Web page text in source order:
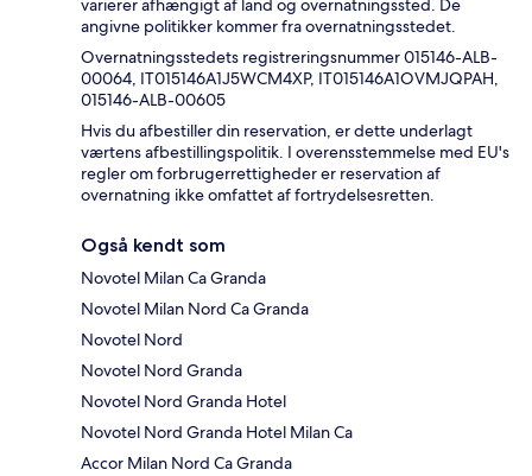
varierer afhængigt af land og overnatningssted. De
angivne politikker kommer fra overnatningsstedet.
Overnatningsstedets registreringsnummer 015146-ALB-
00064, IT015146A1J5WCM4XP, IT015146A1OVMJQPAH,
015146-ALB-00605
Hvis du afbestiller din reservation, er dette underlagt
værtens afbestillingspolitik. I overensstemmelse med EU's
regler om forbrugerrettigheder er reservation af
overnatning ikke omfattet af fortrydelsesretten.
Også kendt som
Novotel Milan Ca Granda
Novotel Milan Nord Ca Granda
Novotel Nord
Novotel Nord Granda
Novotel Nord Granda Hotel
Novotel Nord Granda Hotel Milan Ca
Accor Milan Nord Ca Granda